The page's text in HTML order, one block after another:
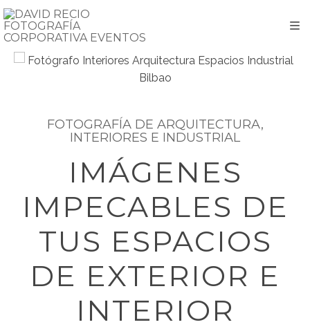
FOTOGRAFÍA DE ARQUITECTURA,
INTERIORES E INDUSTRIAL
IMÁGENES
IMPECABLES DE
TUS ESPACIOS
DE EXTERIOR E
INTERIOR